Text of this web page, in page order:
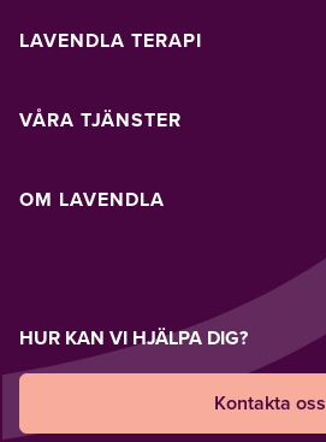
LAVENDLA TERAPI
VÅRA TJÄNSTER
OM LAVENDLA
HUR KAN VI HJÄLPA DIG?
Kontakta oss